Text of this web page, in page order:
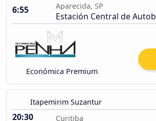
6:55
Aparecida, SP
Estación Central de
Económica Premium
Itapemirim Suzantur
20:30 Curitiba